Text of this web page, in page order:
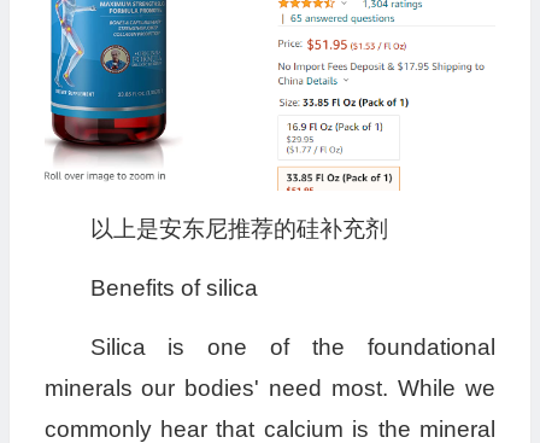
以上是安东尼推荐的硅补充剂
Benefits of silica
Silica is one of the foundational
minerals our bodies' need most. While we
commonly hear that calcium is the mineral